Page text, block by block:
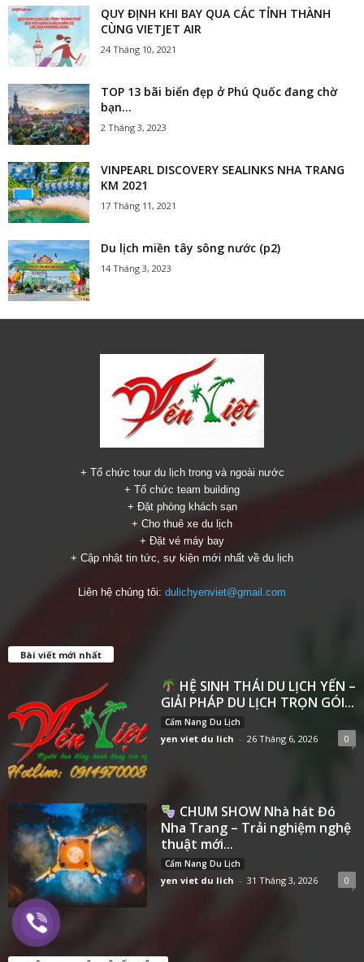
QUY ĐỊNH KHI BAY QUA CÁC TỈNH THÀNH
CÙNG VIETJET AIR
24 Tháng 10, 2021
TOP 13 bãi biển đẹp ở Phú Quốc đang chờ
bạn...
2 Tháng 3, 2023
VINPEARL DISCOVERY SEALINKS NHA TRANG
KM 2021
17 Tháng 11, 2021
Du lịch miền tây sông nước (p2)
14 Tháng 3, 2023
+ Tổ chức tour du lịch trong và ngoài nước
+ Tổ chức team building
+ Đặt phòng khách sạn
+ Cho thuê xe du lịch
+ Đặt vé máy bay
+ Cập nhật tin tức, sự kiện mới nhất về du lịch
Liên hệ chúng tôi: dulichyenviet@gmail.com
Bài viết mới nhất
HỆ SINH THÁI DU LỊCH YẾN –
GIẢI PHÁP DU LỊCH TRỌN GÓI...
Cẩm Nang Du Lịch
yen viet du lich - 26 Tháng 6, 2026 0
CHUM SHOW Nhà hát Đó
Nha Trang – Trải nghiệm nghệ
thuật mới...
Cẩm Nang Du Lịch
yen viet du lich - 31 Tháng 3, 2026 0